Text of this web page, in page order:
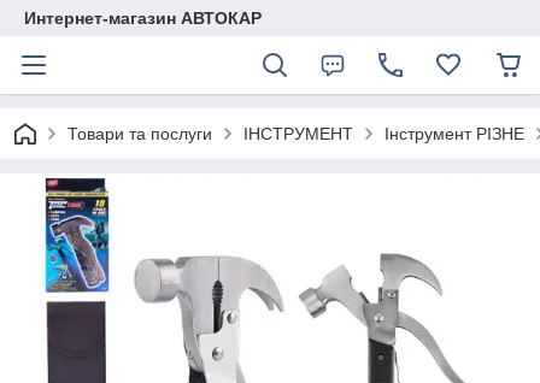
Интернет-магазин АВТОКАР
Товари та послуги ІНСТРУМЕНТ Інструмент РІЗНЕ